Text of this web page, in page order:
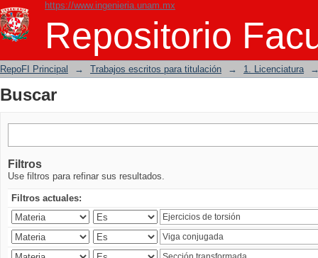
https://www.ingenieria.unam.mx
Repositorio
Buscar
RepoFI Principal → Trabajos escritos para titulación → 1. Licenciatura
Buscar
Filtros
Use filtros para refinar sus resultados.
Filtros actuales: